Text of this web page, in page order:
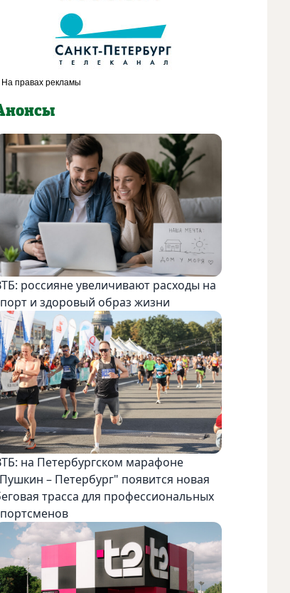
россияне увеличивают расходы на
и здоровый образ жизни
на Петербургском марафоне
– Петербург" появится новая
трасса для профессиональных